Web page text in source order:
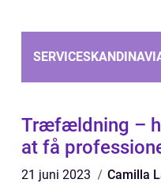
Træfældning –
at få
21 juni 2023 Camilla